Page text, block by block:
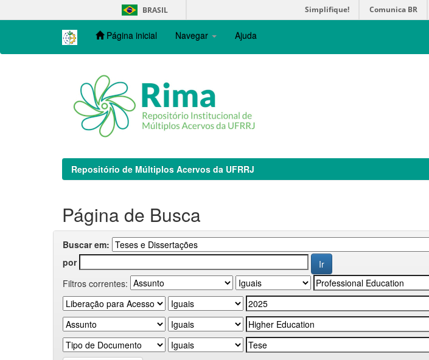
navigation
BRASIL Simplifique! Comunica BR
Página inicial Navegar Ajuda
Repositório de Múltiplos Acervos da UFRRJ
Página de Busca
Buscar em:
por
Filtros correntes: